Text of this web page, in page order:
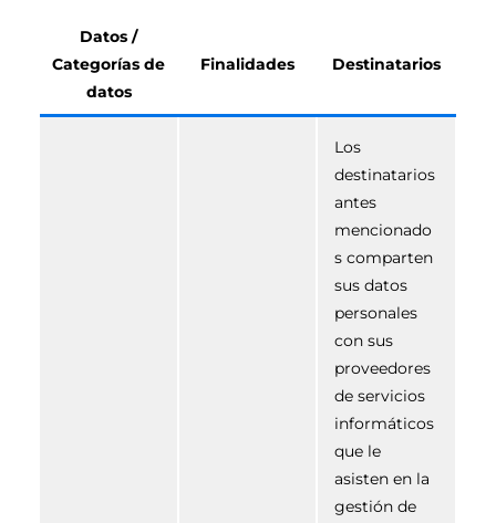
Datos /
Categorías de
datos
Finalidades Destinatarios
Los
destinatarios
antes
mencionado
s comparten
sus datos
personales
con sus
proveedores
de servicios
informáticos
que le
asisten en la
gestión de